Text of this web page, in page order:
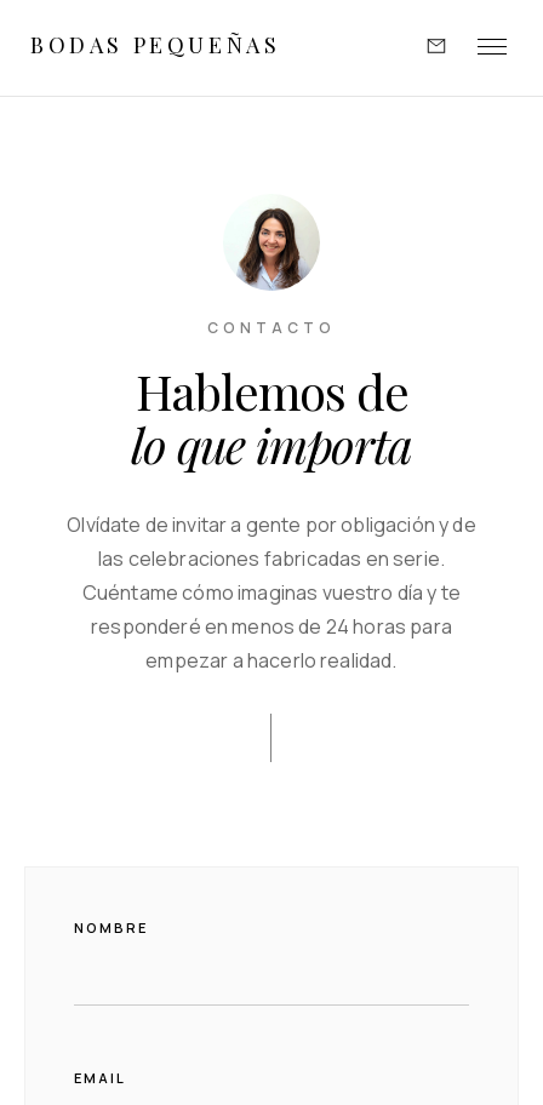
BODAS PEQUEÑAS
CONTACTO
Hablemos de
lo que importa
Olvídate de invitar a gente por obligación y de
las celebraciones fabricadas en serie.
Cuéntame cómo imaginas vuestro día y te
responderé en menos de 24 horas para
empezar a hacerlo realidad.
NOMBRE
EMAIL